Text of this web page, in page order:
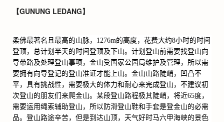
【GUNUNG LEDANG】
柔佛最著名且最高的山脉， 1276m的高度，花费大约8小时的时间
登顶，总计划半天的时间登顶及下山。计划登山前需要找登山向
导带路及处理登山事项，金山受国家公园局维护及管理，所以需
要拥有向导登记的登山准证才能上山。金山山路陡峭，凹凸不
平，具有挑战性，需要极大的体力和耐心来完成登山，不建议初
次登山的朋友们来爬金山。某段登山路程极其陡峭，将近65度，
需要运用绳索辅助登山，所以防滑登山鞋和手套是登金山的必需
品。登山路途辛苦，但是到达山顶，天气好时马六甲海峡的景色